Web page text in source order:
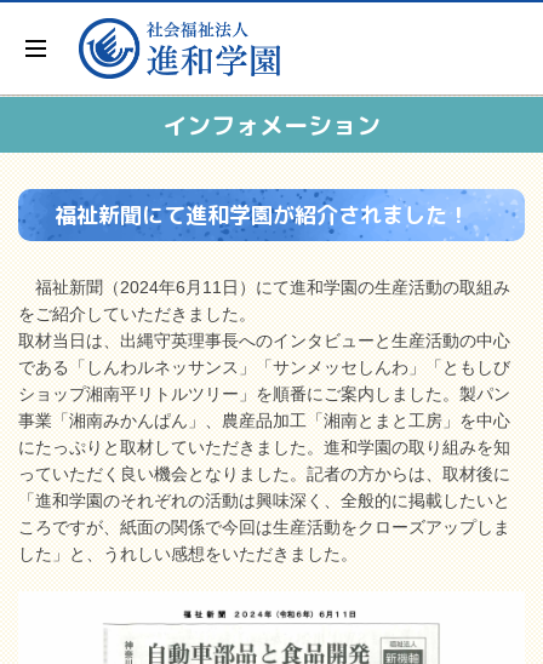
インフォメーション
福祉新聞にて進和学園が紹介されました！
福祉新聞（2024年6月11日）にて進和学園の生産活動の取組み
をご紹介していただきました。
取材当日は、出縄守英理事長へのインタビューと生産活動の中心
である「しんわルネッサンス」「サンメッセしんわ」「ともしび
ショップ湘南平リトルツリー」を順番にご案内しました。製パン
事業「湘南みかんぱん」、農産品加工「湘南とまと工房」を中心
にたっぷりと取材していただきました。進和学園の取り組みを知
っていただく良い機会となりました。記者の方からは、取材後に
「進和学園のそれぞれの活動は興味深く、全般的に掲載したいと
ころですが、紙面の関係で今回は生産活動をクローズアップしま
した」と、うれしい感想をいただきました。